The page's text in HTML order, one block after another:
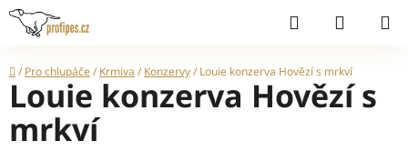
Přejít
Hledat
Domů
/ Pro chlupáče/ Krmiva / Konzervy/ Louie konzerva Hovězí s mrkví
Louie konzerva Hovězí s
mrkví